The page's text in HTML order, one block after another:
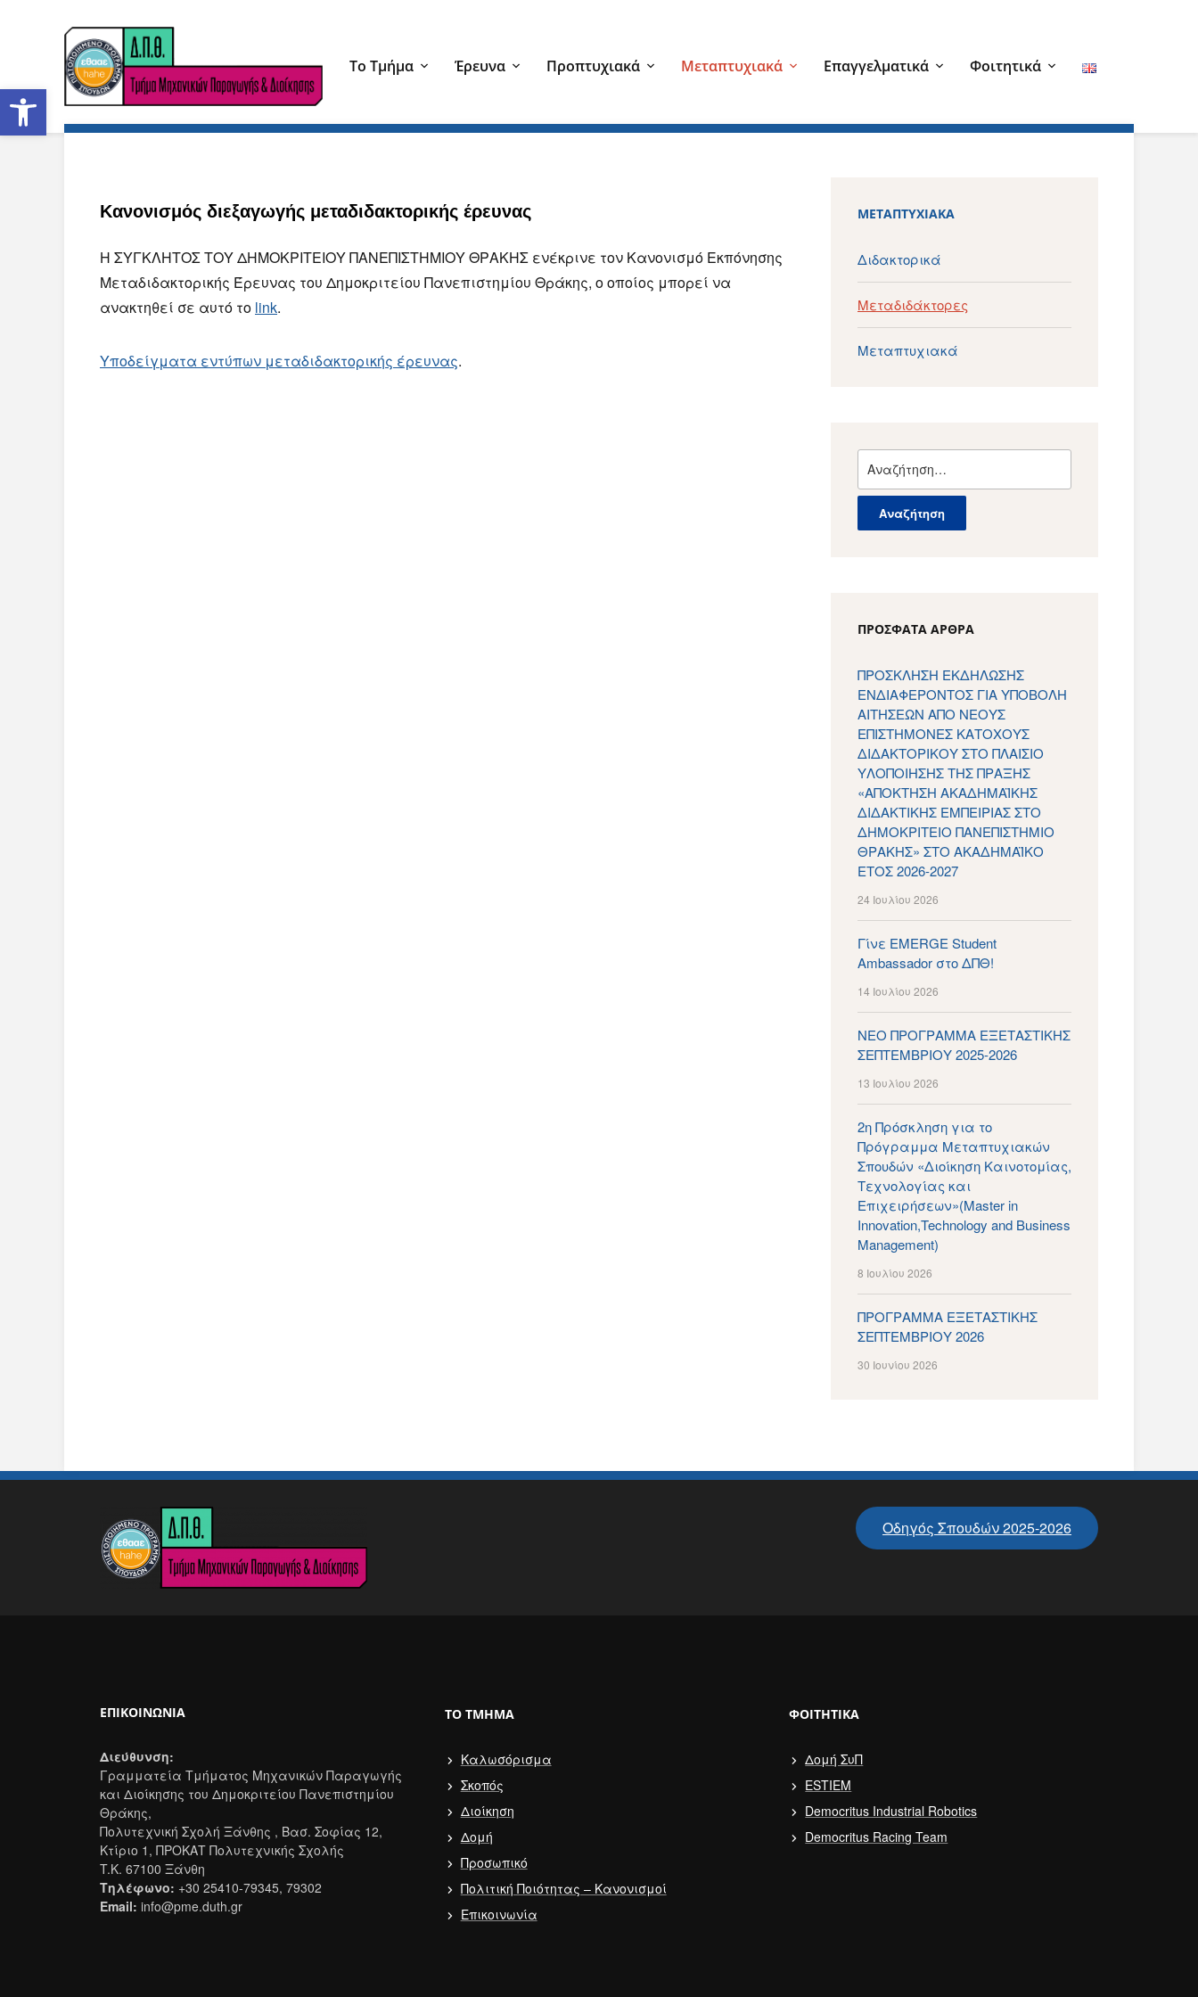
Ανοίξτε τη γραμμή εργαλείων
Το Τμήμα Έρευνα Προπτυχιακά Μεταπτυχιακά Επαγγελματικά Φοιτητικά
Κανονισμός διεξαγωγής μεταδιδακτορικής έρευνας
Η ΣΥΓΚΛΗΤΟΣ ΤΟΥ ΔΗΜΟΚΡΙΤΕΙΟΥ ΠΑΝΕΠΙΣΤΗΜΙΟΥ ΘΡΑΚΗΣ ενέκρινε τον Κανονισμό Εκπόνησης
Μεταδιδακτορικής Έρευνας του Δημοκριτείου Πανεπιστημίου Θράκης, ο οποίος μπορεί να
ανακτηθεί σε αυτό το link.
Υπoδείγματα εντύπων μεταδιδακτορικής έρευνας.
ΜΕΤΑΠΤΥΧΙΑΚΆ
Διδακτορικά
Μεταδιδάκτορες
Μεταπτυχιακά
για:
ΠΡΌΣΦΑΤΑ ΆΡΘΡΑ
ΠΡΟΣΚΛΗΣΗ ΕΚΔΗΛΩΣΗΣ
ΕΝΔΙΑΦΕΡΟΝΤΟΣ ΓΙΑ ΥΠΟΒΟΛΗ
ΑΙΤΗΣΕΩΝ ΑΠΟ ΝΕΟΥΣ
ΕΠΙΣΤΗΜΟΝΕΣ ΚΑΤΟΧΟΥΣ
ΔΙΔΑΚΤΟΡΙΚΟΥ ΣΤΟ ΠΛΑΙΣΙΟ
ΥΛΟΠΟΙΗΣΗΣ ΤΗΣ ΠΡΑΞΗΣ
«ΑΠΟΚΤΗΣΗ ΑΚΑΔΗΜΑΪΚΗΣ
ΔΙΔΑΚΤΙΚΗΣ ΕΜΠΕΙΡΙΑΣ ΣΤΟ
ΔΗΜΟΚΡΙΤΕΙΟ ΠΑΝΕΠΙΣΤΗΜΙΟ
ΘΡΑΚΗΣ» ΣΤΟ ΑΚΑΔΗΜΑΪΚΟ
ΕΤΟΣ 2026-2027
24 Ιουλίου 2026
Γίνε EMERGE Student
Ambassador στο ΔΠΘ!
14 Ιουλίου 2026
ΝΕΟ ΠΡΟΓΡΑΜΜΑ ΕΞΕΤΑΣΤΙΚΗΣ
ΣΕΠΤΕΜΒΡΙΟΥ 2025-2026
13 Ιουλίου 2026
2η Πρόσκληση για το
Πρόγραμμα Μεταπτυχιακών
Σπουδών «Διοίκηση Καινοτομίας,
Τεχνολογίας και
Επιχειρήσεων»(Master in
Innovation,Technology and Business
Management)
8 Ιουλίου 2026
ΠΡΟΓΡΑΜΜΑ ΕΞΕΤΑΣΤΙΚΗΣ
ΣΕΠΤΕΜΒΡΙΟΥ 2026
30 Ιουνίου 2026
Οδηγός Σπουδών 2025-2026
ΕΠΙΚΟΙΝΩΝΊΑ
Διεύθυνση:
Γραμματεία Τμήματος Μηχανικών Παραγωγής
και Διοίκησης του Δημοκριτείου Πανεπιστημίου
Θράκης,
Πολυτεχνική Σχολή Ξάνθης , Βασ. Σοφίας 12,
Κτίριο 1, ΠΡΟΚΑΤ Πολυτεχνικής Σχολής
T.K. 67100 Ξάνθη
Τηλέφωνο: +30 25410-79345, 79302
Email: info@pme.duth.gr
ΤΟ ΤΜΉΜΑ
Καλωσόρισμα
Σκοπός
Διοίκηση
Δομή
Προσωπικό
Πολιτική Ποιότητας – Κανονισμοί
Επικοινωνία
ΦΟΙΤΗΤΙΚΆ
Δομή ΣυΠ
ESTIEM
Democritus Industrial Robotics
Democritus Racing Team